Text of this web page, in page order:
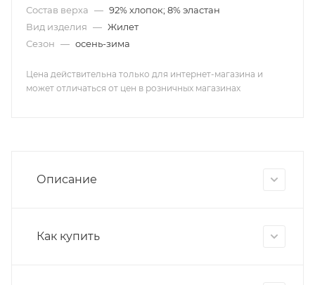
Состав верха — 92% хлопок; 8% эластан
Вид изделия — Жилет
Сезон — осень-зима
Цена действительна только для интернет-магазина и
может отличаться от цен в розничных магазинах
Описание
Как купить